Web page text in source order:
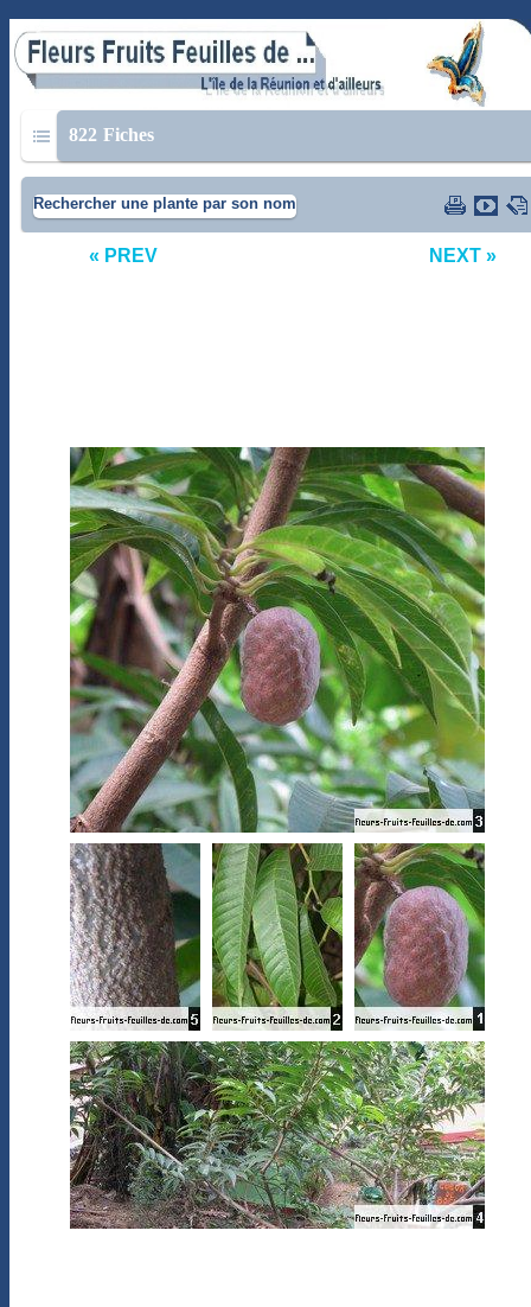
822 Fiches
Rechercher une plante par son nom
« PREV NEXT »